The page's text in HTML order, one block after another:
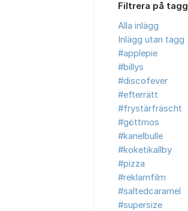
Filtrera på tagg
Alla inlägg
Inlägg utan tagg
#applepie
#billys
#discofever
#efterrätt
#frystärfräscht
#göttmos
#kanelbulle
#koketikallby
#pizza
#reklamfilm
#saltedcaramel
#supersize